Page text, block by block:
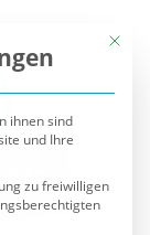
Mit
ihnen sind
und Ihre
zu freiwilligen